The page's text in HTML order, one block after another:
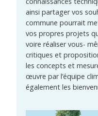
ainsi partager vos
commune pourrait
vos propres projets
voire réaliser vous-
critiques et
les concepts et
œuvre par l’équipe
également les